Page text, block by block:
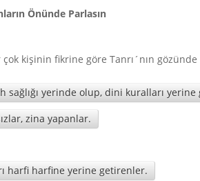
Önünde Parlasın
çok kişinin fikrine göre Tanrı´nın
sağlığı yerinde olup, dini kuralları
zina yapanlar.
harfi harfine yerine getirenler.